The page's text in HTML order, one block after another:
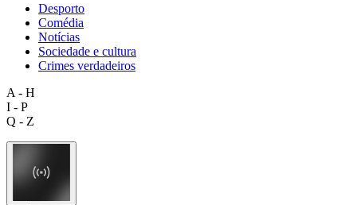
Desporto
Comédia
Notícias
Sociedade e cultura
Crimes verdadeiros
A - H
I - P
Q - Z